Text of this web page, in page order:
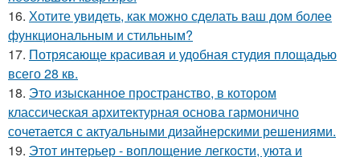
16. Хотите увидеть, как можно сделать ваш дом более
функциональным и стильным?
17. Потрясающе красивая и удобная студия площадью
всего 28 кв.
18. Это изысканное пространство, в котором
классическая архитектурная основа гармонично
сочетается с актуальными дизайнерскими решениями.
19. Этот интерьер - воплощение легкости, уюта и